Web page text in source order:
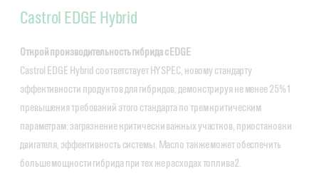
Castrol EDGE Hybrid
Открой производительность гибрида с EDGE
Castrol EDGE Hybrid соответствует HYSPEC, новому стандарту
эффективности продуктов для гибридов, демонстрируя не менее 25%1
превышения требований этого стандарта по трем критическим
параметрам: загрязнение критически важных участков, приостановки
двигателя, эффективность системы. Масло также может обеспечить
больше мощности гибрида при тех же расходах топлива2.